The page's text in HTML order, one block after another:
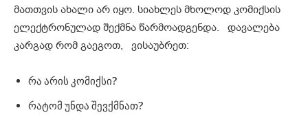
მათთვის ახალი არ იყო. სიახლეს მხოლოდ კომიქსის
ელექტრონულად შექმნა წარმოადგენდა. დავალება
კარგად რომ გაეგოთ, ვისაუბრეთ:
რა არის კომიქსი?
რატომ უნდა შევქმნათ?